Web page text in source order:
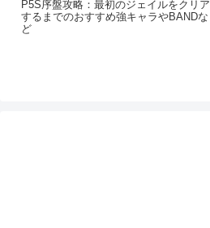
P5S序盤攻略：最初のジェイルをクリア
するまでのおすすめ強キャラやBANDな
ど